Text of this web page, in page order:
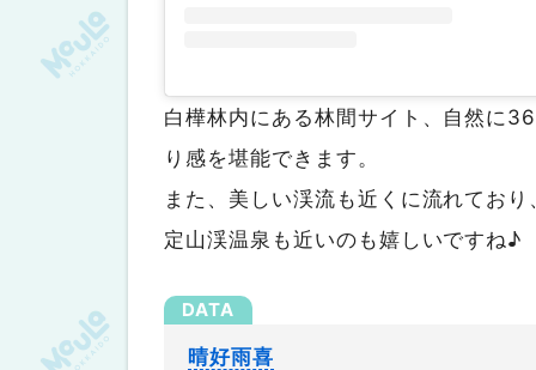
白樺林内にある林間サイト、自然に
り感を堪能できます。
また、美しい渓流も近くに流れてお
定山渓温泉も近いのも嬉しいですね♪
晴好雨喜